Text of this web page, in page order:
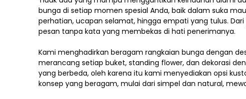
bunga di setiap momen spesial Anda, baik dalam suka
perhatian, ucapan selamat, hingga empati yang tulus.
pesan tanpa kata yang membekas di hati penerimanya.
Kami menghadirkan beragam rangkaian bunga dengan
merancang setiap buket, standing flower, dan dekorasi
yang berbeda, oleh karena itu kami menyediakan opsi
konsep yang beragam, mulai dari simpel dan natural,